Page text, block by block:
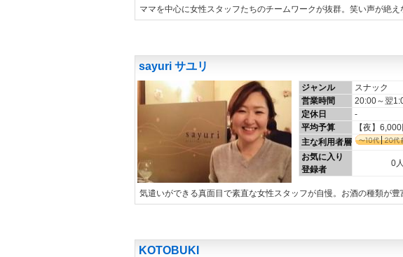
ママを中心に女性スタッフたちのチームワークが抜群。笑い声が絶え
sayuri サユリ
ジャンル スナック
営業時間
20:00～翌
定休日
-
平均予算
【夜】6,000
主な利用者層
お気に入り
登録者
0人
気遣いができる真面目で素直な女性スタッフが自慢。お酒の種類が豊
KOTOBUKI